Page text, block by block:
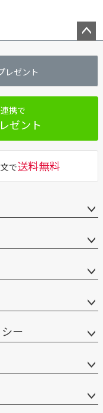
へ
レゼント
携で
ゼント
で送料無料
ー